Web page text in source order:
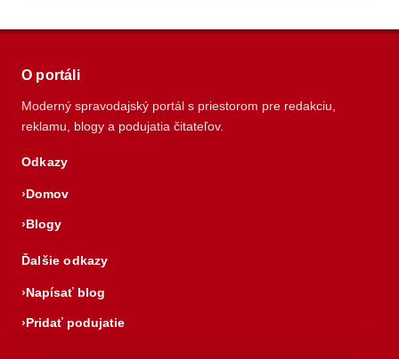
O portáli
Moderný spravodajský portál s priestorom pre redakciu,
reklamu, blogy a podujatia čitateľov.
Odkazy
Domov
Blogy
Ďalšie odkazy
Napísať blog
Pridať podujatie